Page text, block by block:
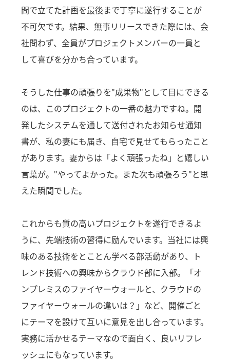
間で立てた計画を最後まで丁寧に遂行することが
不可欠です。結果、無事リリースできた際には、会
社問わず、全員がプロジェクトメンバーの一員と
して喜びを分かち合っています。
そうした仕事の頑張りを"成果物"として目にできる
のは、このプロジェクトの一番の魅力ですね。開
発したシステムを通して送付されたお知らせ通知
書が、私の妻にも届き、自宅で見せてもらったこと
があります。妻からは「よく頑張ったね」と嬉しい
言葉が。"やってよかった。また次も頑張ろう"と思
えた瞬間でした。
これからも質の高いプロジェクトを遂行できるよ
うに、先端技術の習得に励んでいます。当社には興
味のある技術をとことん学べる部活動があり、ト
レンド技術への興味からクラウド部に入部。「オ
ンプレミスのファイヤーウォールと、クラウドの
ファイヤーウォールの違いは？」など、開催ごと
にテーマを設けて互いに意見を出し合っています。
実務に活かせるテーマなので面白く、良いリフレ
ッシュにもなっています。